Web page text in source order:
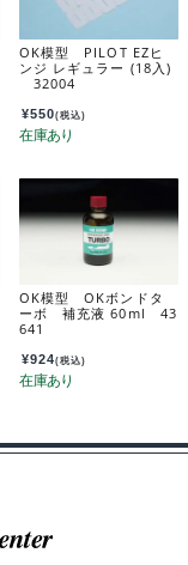
OK模型 PILOT EZヒ
ンジ レギュラー (18入)
32004
¥550(税込)
OK模型 OKボンドタ
ーボ 補充液 60ml 43
641
¥924(税込)